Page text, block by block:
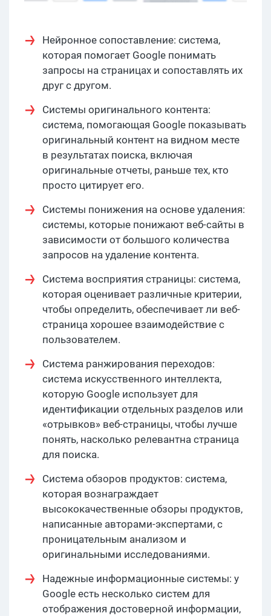
Нейронное сопоставление: система,
которая помогает Google понимать
запросы на страницах и сопоставлять их
друг с другом.
Системы оригинального контента:
система, помогающая Google показывать
оригинальный контент на видном месте
в результатах поиска, включая
оригинальные отчеты, раньше тех, кто
просто цитирует его.
Системы понижения на основе удаления:
системы, которые понижают веб-сайты в
зависимости от большого количества
запросов на удаление контента.
Система восприятия страницы: система,
которая оценивает различные критерии,
чтобы определить, обеспечивает ли веб-
страница хорошее взаимодействие с
пользователем.
Система ранжирования переходов:
система искусственного интеллекта,
которую Google использует для
идентификации отдельных разделов или
«отрывков» веб-страницы, чтобы лучше
понять, насколько релевантна страница
для поиска.
Система обзоров продуктов: система,
которая вознаграждает
высококачественные обзоры продуктов,
написанные авторами-экспертами, с
проницательным анализом и
оригинальными исследованиями.
Надежные информационные системы: у
Google есть несколько систем для
отображения достоверной информации,